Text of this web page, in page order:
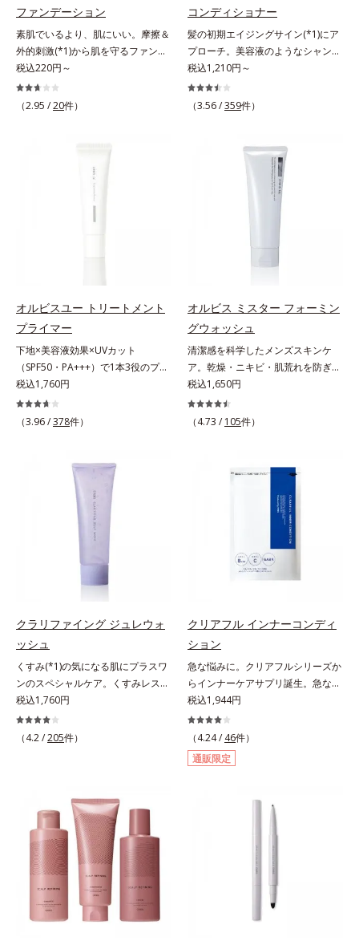
し、くずれ＆テカリを防いでサラサ
ラ肌が長時間続きます。パウダータ
イプながら、SPF50+・PA++++。パ
ウダーならではの軽いつけごこち
で、日焼け止めが苦手な方にもおす
すめです。水や汗に強いスーパーウ
シリカ、セルロース、窒化ホウ素配
合＝セミマット肌を叶える球状と板
状の粉体*2 シリカ6種類、セルロー
ス*3 シリカ配合＝皮脂を吸着する
来から配合している美白有効成分
「トラネキサム酸」を配合しまし
た。さらに、シリーズ共通の美容成
分(*7)「GLルートブースター(*9)」
を配合することで、肌のふっくら感
や透明感を叶えます。美白ケアしな
(*10)のハリと透明感を。効果的な
シナジー設計で、あなたのエイジン
グケアを応援します。*1 メラニン
の生成を抑え、シミ・ソバカスを防
るおいによる*5 乾燥、ハリ・ツヤ
ロニセラカエルレア果汁、ノバラエ
キス配合＝うるおいを与えハリと透
明感に満ちた肌へ導く保湿成分*9
メマツヨイグサ抽出液、スイカズラ
エキス配合＝角層のすみずみまで水
分・油分を保ち、ハリ・ツヤを与え
る保湿成分*10 気持ちのこと各商品
の詳しい情報は商品ページをご覧く
ファンデーション
素肌でいるより、肌にいい。摩擦＆
外的刺激(*1)から肌を守るファンデ
ーション。肌荒れやニキビがある
と、ファンデーションを塗っていい
か悩むもの。とはいえ、素肌のまま
れしやすい、ニキビができやすい人
こそ、肌負担が少ない低刺激設計の
ファンデーションで守るのがベス
ト。「クリアフル エッセンス カバ
ー ファンデーション」は紫外線吸
ことを考えた設計。さらに美容成分
に包まれた水分保持力の高い粉体や
和漢植物由来成分をはじめとした、
肌をいたわる保湿成分をたっぷり配
合しました。肌にやさしいだけでな
く、毛穴や凸凹、赤みをカバーし
て、自然な陶器肌を叶えます。*1
乾燥など*2 すべての人に皮膚刺激
がおきないというわけではありませ
ありません。
税込220円～
（2.95 /20件）
コンディショナー
髪の初期エイジングサイン(*1)にア
プローチ。美容液のようなシャンプ
ー＆コンディショナーで触れていた
くなるうるツヤ髪へ。「髪のうねり
が気になる」「乾燥してパサつく」
アプローチする、オルビスのモイス
トセラムシリーズ。まるでスキンケ
アアイテムのように美容液成分(*2)
を6つも配合。保水してうるおいを
行き渡らせる浸透力と、うるおいを
用。髪のうねりを抑え、スタイリン
グのしやすい、ずっと触れていたく
なるうるツヤ髪へと導きます。ヒノ
キ、ラベンダー、ゼラニウムによる
リフレッシュアロマの香りで、バス
ルームがここちよいリラックス空間
に。*1 うねり、パサつき*2 保湿成
分
税込1,210円～
（3.56 /359件）
オルビスユー トリートメント
プライマー
下地×美容液効果×UVカット
（SPF50・PA+++）で1本3役のプラ
イマー。凹凸をつるんとなめらかに
(*1)整え、化粧ノリUPの高機能化粧
下地。“塗るたび高まる、素肌の美
る小ジワをカバーしてハリ肌に整え
る高機能化粧下地毛穴や小ジワの凹
凸をつるんとなめらかに(*1)。スキ
ンケア発想の化粧下地です。保湿成
分が肌全層(*2)に働きかけて、肌の
クリームのようにぴたっと密着。乾
燥による小ジワを目立たなく(*1)
す。むやみに隠すのではなくふわり
アのW効果で軽やかな美肌を印象づ
けます。紫外線吸収剤フリーなのに
高SPF値、さらにスキンプロテクト
複合成分(*3)が、ブルーライト、紫
外線、大気中の微粒子汚れなどの外
的ダメージから肌表面をガードしま
すい肌にうるおいを届けながら、光
拡散効果で乾燥小ジワや毛穴もカバ
ーします。【ラスティング効果】皮
脂選択テカリ防止成分(*5)テカリの
主成分を選択的に吸収し、うるおい
はしっかり残すことでカバー力を保
ちます。*1 メイク効果による*2 角
層の範囲内*3 スキンプロテクト※
税込1,760円
（3.96 /378件）
オルビス ミスター フォーミン
グウォッシュ
清潔感を科学したメンズスキンケ
ア。乾燥・ニキビ・肌荒れを防ぎハ
リ・ツヤのある、好印象な清潔透明
肌(*1)へ。オルビス ミスターは、男
性の清潔感、爽やかさ、若々しさの
であること(*2)を業界で初めて発見
と保湿成分を新たに配合。これまで
の乾燥・テカリへのケアはそのまま
に、肌荒れ・ニキビ予防など“今”の
肌悩みに応え、“未来”を見据えて好
印象の鍵となるハリ・ツヤへもアプ
アイテム同士をなじみやすくする
8アイテム分の機能を3ステップに集
約し、よりシンプルなお手入れで、
ハリ・ツヤのある好印象な清潔透明
肌(*1)へ導きます。*1 うるおいによ
る透明感のある肌*2 男性の顔画像
を用いた印象評価において、基準画
像に対して、頬全体に輝度分布がな
2022年12月22日時点で、科学文献
データベースPubMed及びGoogle
scholarにより国内化粧品業界にお
いて該当文献がないことを確認（ポ
ーラ化成研究所調べ）
税込1,650円
（4.73 / 105件）
クラリファイング ジュレウォ
ッシュ
くすみ(*1)の気になる肌にプラスワ
ンのスペシャルケア。くすみレスの
輝くような素肌へ。肌表面の余分な
角層を落として、くすみ(*1)レスな
輝くような素肌へ整える(*2)スペシ
したジェルが肌表面の角層をやわら
かくして絡めとり、スクラブがやさ
しく取り去ります。さらに注目した
いのはクリアな肌に整えるクリアコ
ンディショニング処方と、贅沢に配
合された保湿成分。一瞬取り去るだ
けのケアに留まらず、洗うたびにく
すみをため込まないすこやかな肌に
税込1,760円
（4.2 /205件）
クリアフル インナーコンディ
ション
急な悩みに。クリアフルシリーズか
らインナーケアサプリ誕生。急な悩
みに。ケアに行き詰まったすべての
女性に送る、「クリアフルシリー
ズ」のオールインワンサプリメント
です。ビタミンB1とB2を配合。ビ
タミンB6とビタミンCは、タイムリ
放出されます。またすこやかな美し
さのために、和漢植物由来成分とセ
ラミドをプラス。さらにストレス社
会に負けないためのGABAも配合し
ました。現代社会を生き抜く女性の
すこやかな毎日を応援します。
税込1,944円
（4.24 / 46件）
通販限定